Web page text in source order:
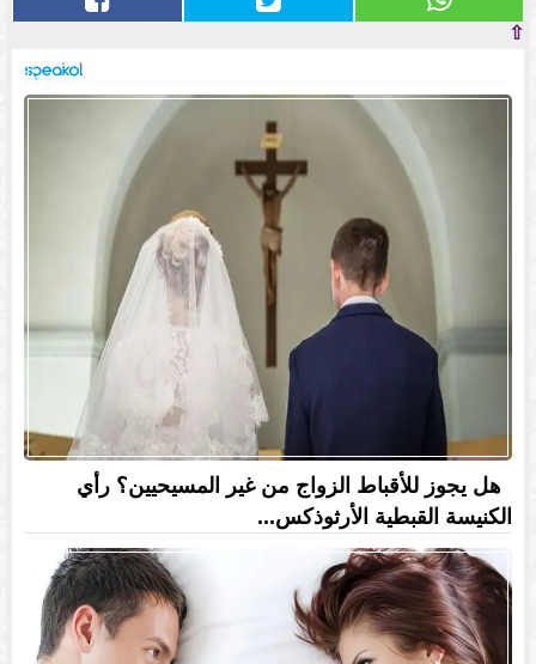
⇧
هل يجوز للأقباط الزواج من غير المسيحيين؟ رأي
الكنيسة القبطية الأرثوذكس...